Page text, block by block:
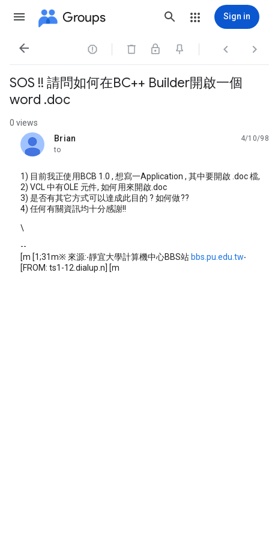
Groups Sign in
   
SOS !! 請問如何在BC++ Builder開啟一個
word .doc
0 views
Brian
unread,
4/10/98
to
1) 目前我正使用BCB 1.0 , 想寫一Application , 其中要開啟 .doc 檔,
2) VCL 中有OLE 元件, 如何用來開啟.doc
3) 是否有其它方式可以達成此目的 ? 如何做??
4) 任何有關資訊均十分感謝!!
\
--
[m [1;31m※ 來源:‧靜宜大學計算機中心BBS站 bbs.pu.edu.tw‧
[FROM: ts1-12.dialup.n] [m